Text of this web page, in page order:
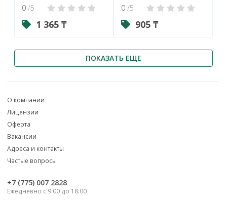
0 /5
1 365 ₸
0 /5
905 ₸
ПОКАЗАТЬ ЕЩЕ
О компании
Лицензии
Оферта
Вакансии
Адреса и контакты
Частые вопросы
‎+7 (775) 007 2828
Ежедневно с 9:00 до 18:00